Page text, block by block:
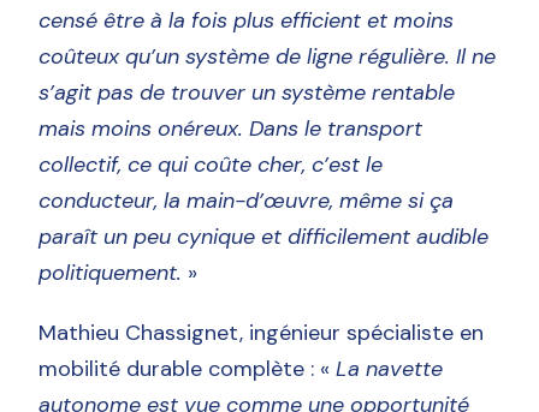
censé être à la fois plus efficient et moins
coûteux qu’un système de ligne régulière. Il ne
s’agit pas de trouver un système rentable
mais moins onéreux. Dans le transport
collectif, ce qui coûte cher, c’est le
conducteur, la main-d’œuvre, même si ça
paraît un peu cynique et difficilement audible
politiquement. »
Mathieu Chassignet, ingénieur spécialiste en
mobilité durable complète : «La navette
autonome est vue comme une opportunité